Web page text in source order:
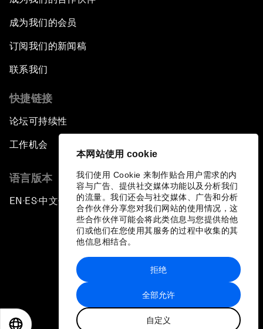
本网站使用 cookie
我们使用 Cookie 来制作贴合用户需求的内
容与广告、提供社交媒体功能以及分析我们
的流量。我们还会与社交媒体、广告和分析
合作伙伴分享您对我们网站的使用情况，这
些合作伙伴可能会将此类信息与您提供给他
们或他们在您使用其服务的过程中收集的其
他信息相结合。
全部允许
自定义
拒绝
成为我们的会员
订阅我们的新闻稿
联系我们
快捷链接
论坛可持续性
工作机会
语言版本
EN ▪ ES▪中文▪ 日本語
站点地图
世界经济论坛